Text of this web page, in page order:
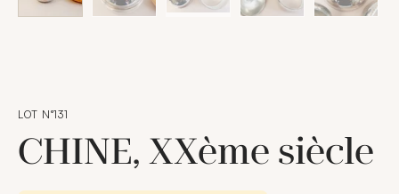
LOT N°131
CHINE, XXème siècle